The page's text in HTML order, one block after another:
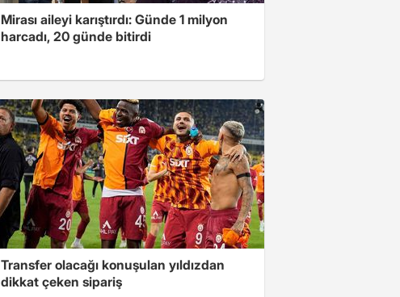
Mirası aileyi karıştırdı: Günde 1 milyon
harcadı, 20 günde bitirdi
Transfer olacağı konuşulan yıldızdan
dikkat çeken sipariş